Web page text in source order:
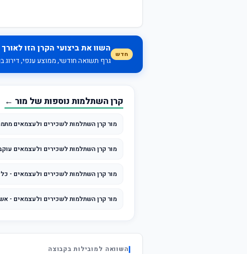
חדש
השוו את ביצועי הקרן הזו לאורך
גרף תשואה חודשי, ממוצע ענפי, דירוג
קרן השתלמות נוספות של מור ←
מור קרן השתלמות לשכירים ולעצמאים
מור קרן השתלמות לשכירים ולעצמאים -
מור קרן השתלמות לשכירים ולעצמאים -
השוואה למובילות בקבוצה